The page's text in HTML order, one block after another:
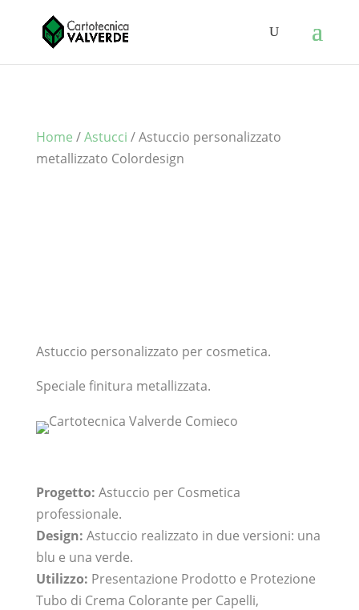
Home /Astucci / Astuccio personalizzato
metallizzato Colordesign
Astuccio personalizzato per cosmetica.
Speciale finitura metallizzata.
Progetto: Astuccio per Cosmetica
professionale.
Design: Astuccio realizzato in due versioni: una
blu e una verde.
Utilizzo: Presentazione Prodotto e Protezione
Tubo di Crema Colorante per Capelli,